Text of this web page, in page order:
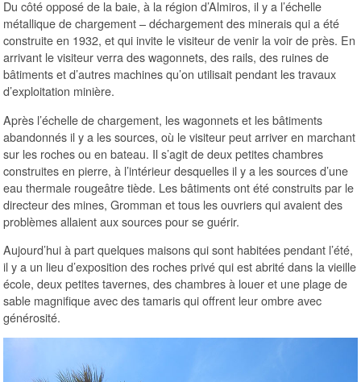
Du côté opposé de la baie, à la région d’Almiros, il y a l’échelle
métallique de chargement – déchargement des minerais qui a été
construite en 1932, et qui invite le visiteur de venir la voir de près. En
arrivant le visiteur verra des wagonnets, des rails, des ruines de
bâtiments et d’autres machines qu’on utilisait pendant les travaux
d’exploitation minière.
Après l’échelle de chargement, les wagonnets et les bâtiments
abandonnés il y a les sources, où le visiteur peut arriver en marchant
sur les roches ou en bateau. Il s’agit de deux petites chambres
construites en pierre, à l’intérieur desquelles il y a les sources d’une
eau thermale rougeâtre tiède. Les bâtiments ont été construits par le
directeur des mines, Gromman et tous les ouvriers qui avaient des
problèmes allaient aux sources pour se guérir.
Aujourd’hui à part quelques maisons qui sont habitées pendant l’été,
il y a un lieu d’exposition des roches privé qui est abrité dans la vieille
école, deux petites tavernes, des chambres à louer et une plage de
sable magnifique avec des tamaris qui offrent leur ombre avec
générosité.